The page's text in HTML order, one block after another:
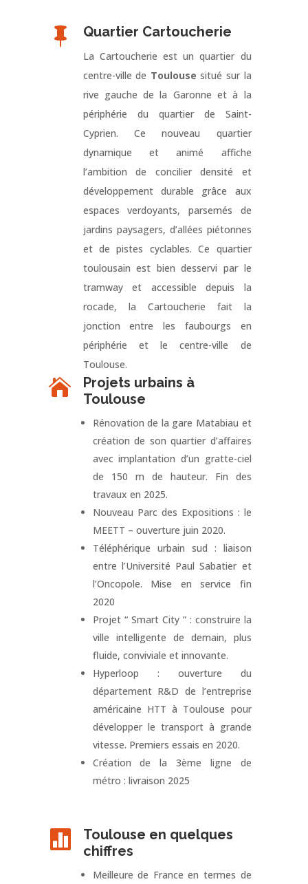
 Quartier Cartoucherie
La Cartoucherie est un quartier du
centre-ville de Toulouse situé sur la
rive gauche de la Garonne et à la
périphérie du quartier de Saint-
Cyprien. Ce nouveau quartier
dynamique et animé affiche
l’ambition de concilier densité et
développement durable grâce aux
espaces verdoyants, parsemés de
jardins paysagers, d’allées piétonnes
et de pistes cyclables. Ce quartier
toulousain est bien desservi par le
tramway et accessible depuis la
rocade, la Cartoucherie fait la
jonction entre les faubourgs en
périphérie et le centre-ville de
Toulouse.

Projets urbains à
Toulouse
Rénovation de la gare Matabiau et
création de son quartier d’affaires
avec implantation d’un gratte-ciel
de 150 m de hauteur. Fin des
travaux en 2025.
Nouveau Parc des Expositions : le
MEETT – ouverture juin 2020.
Téléphérique urbain sud : liaison
entre l’Université Paul Sabatier et
l’Oncopole. Mise en service fin
2020
Projet “ Smart City ” : construire la
ville intelligente de demain, plus
fluide, conviviale et innovante.
Hyperloop : ouverture du
département R&D de l’entreprise
américaine HTT à Toulouse pour
développer le transport à grande
vitesse. Premiers essais en 2020.
Création de la 3ème ligne de
métro : livraison 2025

Toulouse en quelques
chiffres
Meilleure de France en termes de